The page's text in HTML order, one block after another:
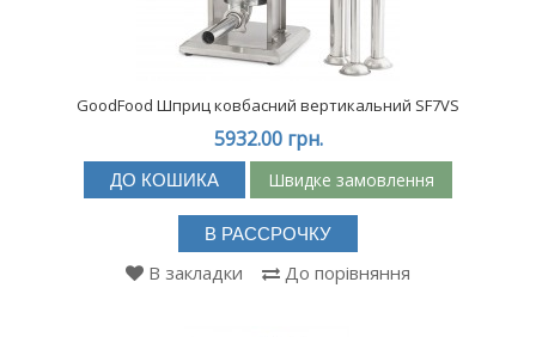
GoodFood Шприц ковбасний вертикальний SF7VS
5932.00 грн.
ДО КОШИКА Швидке замовлення
В РАССРОЧКУ
В закладки До порівняння